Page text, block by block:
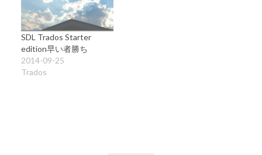
SDL Trados Starter
edition早い者勝ち
2014-09-25
Trados